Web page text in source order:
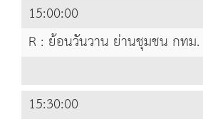
15:00:00
R : ย้อนวันวาน ย่านชุมชน กทม.
15:30:00